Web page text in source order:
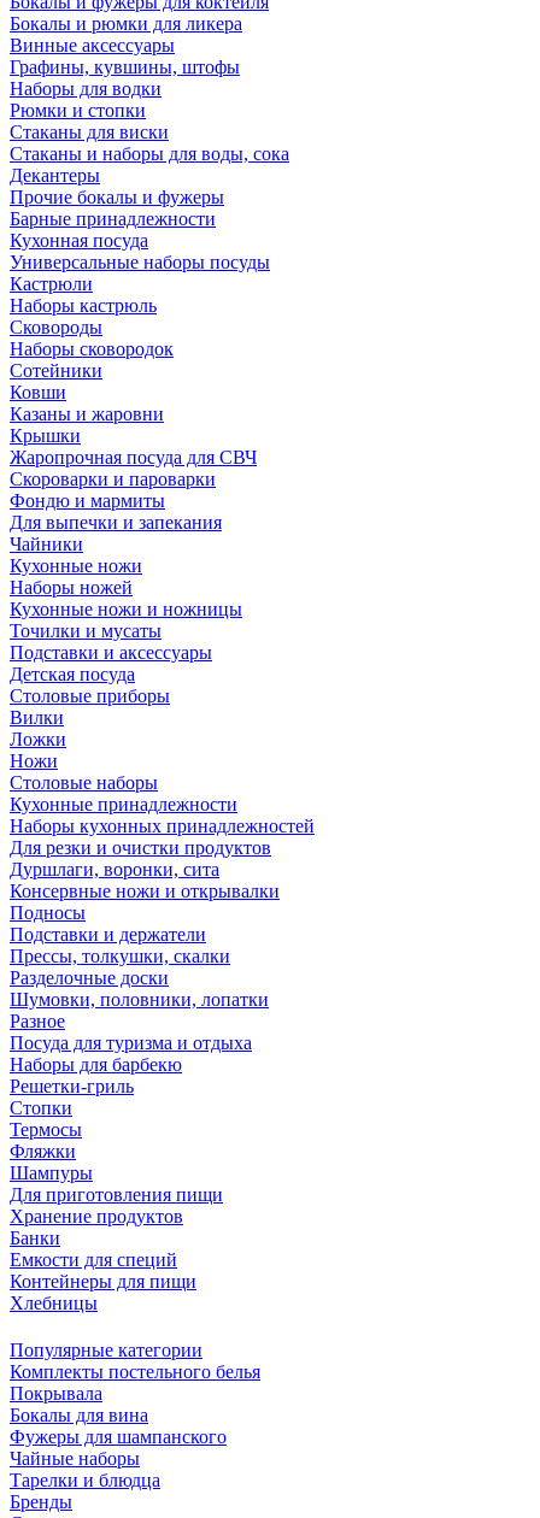
Бокалы и рюмки для ликера
Винные аксессуары
Графины, кувшины, штофы
Наборы для водки
Рюмки и стопки
Стаканы для виски
Стаканы и наборы для воды, сока
Декантеры
Прочие бокалы и фужеры
Барные принадлежности
Кухонная посуда
Универсальные наборы посуды
Кастрюли
Наборы кастрюль
Сковороды
Наборы сковородок
Сотейники
Ковши
Казаны и жаровни
Крышки
Жаропрочная посуда для СВЧ
Скороварки и пароварки
Фондю и мармиты
Для выпечки и запекания
Чайники
Кухонные ножи
Наборы ножей
Кухонные ножи и ножницы
Точилки и мусаты
Подставки и аксессуары
Детская посуда
Столовые приборы
Вилки
Ложки
Ножи
Столовые наборы
Кухонные принадлежности
Наборы кухонных принадлежностей
Для резки и очистки продуктов
Дуршлаги, воронки, сита
Консервные ножи и открывалки
Подносы
Подставки и держатели
Прессы, толкушки, скалки
Разделочные доски
Шумовки, половники, лопатки
Разное
Посуда для туризма и отдыха
Наборы для барбекю
Решетки-гриль
Стопки
Термосы
Фляжки
Шампуры
Для приготовления пищи
Хранение продуктов
Банки
Емкости для специй
Контейнеры для пищи
Хлебницы
Популярные категории
Комплекты постельного белья
Покрывала
Бокалы для вина
Фужеры для шампанского
Чайные наборы
Тарелки и блюдца
Бренды